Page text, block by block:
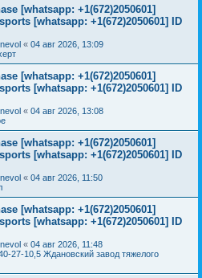
[whatsapp: +1(672)2050601]
[whatsapp: +1(672)2050601] ID
« 04 авг 2026, 13:09
[whatsapp: +1(672)2050601]
[whatsapp: +1(672)2050601] ID
« 04 авг 2026, 13:08
[whatsapp: +1(672)2050601]
[whatsapp: +1(672)2050601] ID
« 04 авг 2026, 11:50
[whatsapp: +1(672)2050601]
[whatsapp: +1(672)2050601] ID
« 04 авг 2026, 11:48
27-10,5 Ждановский завод тяжелого